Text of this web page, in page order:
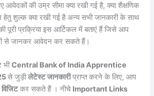
की उम्र सीमा क्या रखी गई है, क्या शैक्षणिक
हेतु शुल्क क्या रखी गई है अन्य सभी जानकारी के साथ
पूरी प्रक्रिया इस आर्टिकल में बताएं हैं जिसे आप
से जानकर आवेदन कर सकते हैं।
भीCentral Bank of India Apprentice
से जुड़ीलेटेस्ट जानकारीप्राप्त करने के लिए, आप
कर सकते हैं । नीचे Important Links